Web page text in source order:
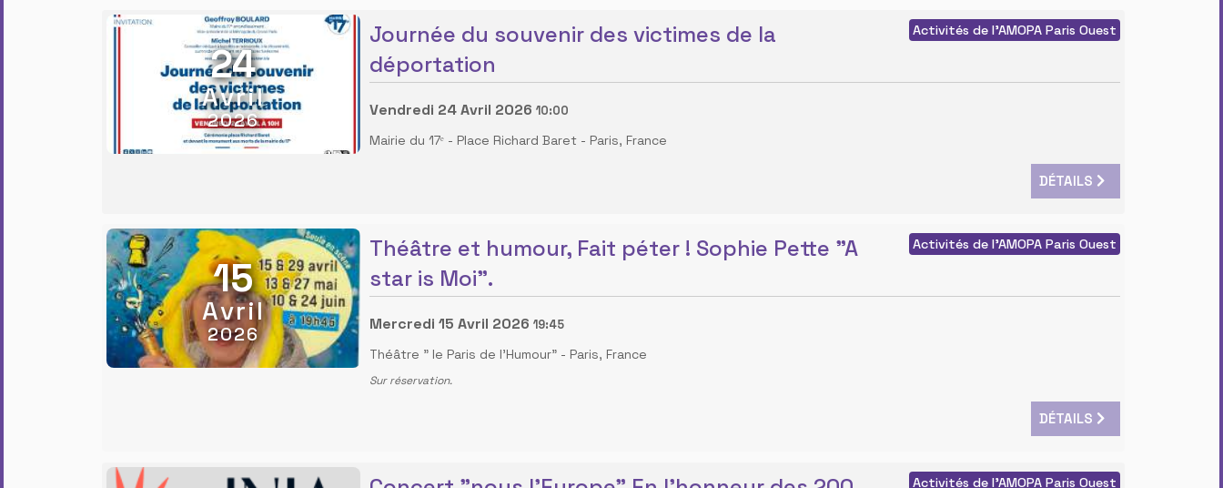
24
Avril
2026
Journée du souvenir des victimes de la
déportation
Activités de l'AMOPA Paris Ouest
Vendredi 24 Avril 2026 10:00
Mairie du 17ᵉ - Place Richard Baret - Paris, France
DÉTAILS
15
Avril
2026
Théâtre et humour, Fait péter ! Sophie Pette "A
star is Moi".
Activités de l'AMOPA Paris Ouest
Mercredi 15 Avril 2026 19:45
Théâtre " le Paris de l'Humour" - Paris, France
Sur réservation.
DÉTAILS
Activités de l'AMOPA Paris Ouest